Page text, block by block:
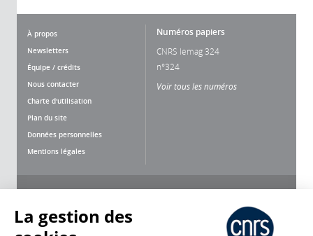
À propos
Newsletters
Équipe / crédits
Nous contacter
Charte d'utilisation
Plan du site
Données personnelles
Mentions légales
Numéros papiers
CNRS lemag 324
n°324
Voir tous les numéros
Nous suivre Partager
La gestion des